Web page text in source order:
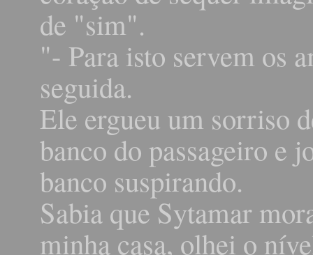
de "sim".
"- Para isto servem os
seguida.
Ele ergueu um sorriso
banco do passageiro e
banco suspirando.
Sabia que Sytamar
minha casa, olhei o